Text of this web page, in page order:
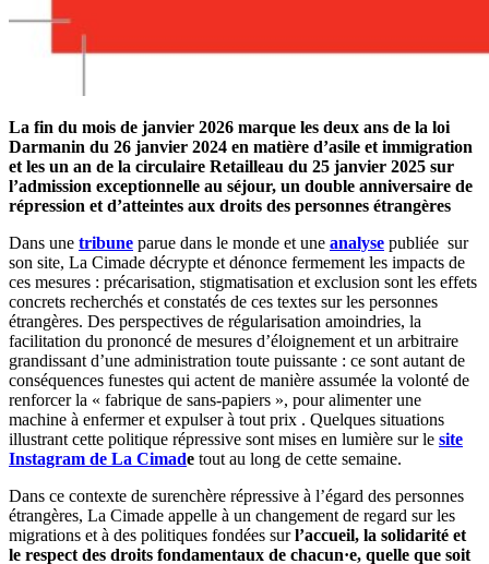
La fin du mois de janvier 2026 marque les deux ans de la loi
Darmanin du 26 janvier 2024 en matière d’asile et immigration
et les un an de la circulaire Retailleau du 25 janvier 2025 sur
l’admission exceptionnelle au séjour, un double anniversaire de
répression et d’atteintes aux droits des personnes étrangères
Dans une tribune parue dans le monde et une analyse publiée sur
son site, La Cimade décrypte et dénonce fermement les impacts de
ces mesures : précarisation, stigmatisation et exclusion sont les effets
concrets recherchés et constatés de ces textes sur les personnes
étrangères. Des perspectives de régularisation amoindries, la
facilitation du prononcé de mesures d’éloignement et un arbitraire
grandissant d’une administration toute puissante : ce sont autant de
conséquences funestes qui actent de manière assumée la volonté de
renforcer la « fabrique de sans-papiers », pour alimenter une
machine à enfermer et expulser à tout prix . Quelques situations
illustrant cette politique répressive sont mises en lumière sur le site
Instagram de La Cimade tout au long de cette semaine.
Dans ce contexte de surenchère répressive à l’égard des personnes
étrangères, La Cimade appelle à un changement de regard sur les
migrations et à des politiques fondées surl’accueil, la solidarité et
le respect des droits fondamentaux de chacun·e, quelle que soit